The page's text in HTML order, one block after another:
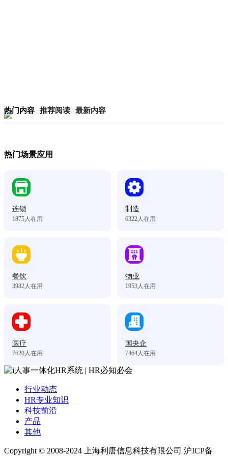
热门内容 推荐阅读 最新内容
热门场景应用
连锁
1875 人在用
制造
6322 人在用
餐饮
3982 人在用
物业
1953 人在用
医疗
7620 人在用
国央企
7464 人在用
行业动态
HR专业知识
科技前沿
产品
其他
Copyright © 2008-2024 上海利唐信息科技有限公司 沪ICP备